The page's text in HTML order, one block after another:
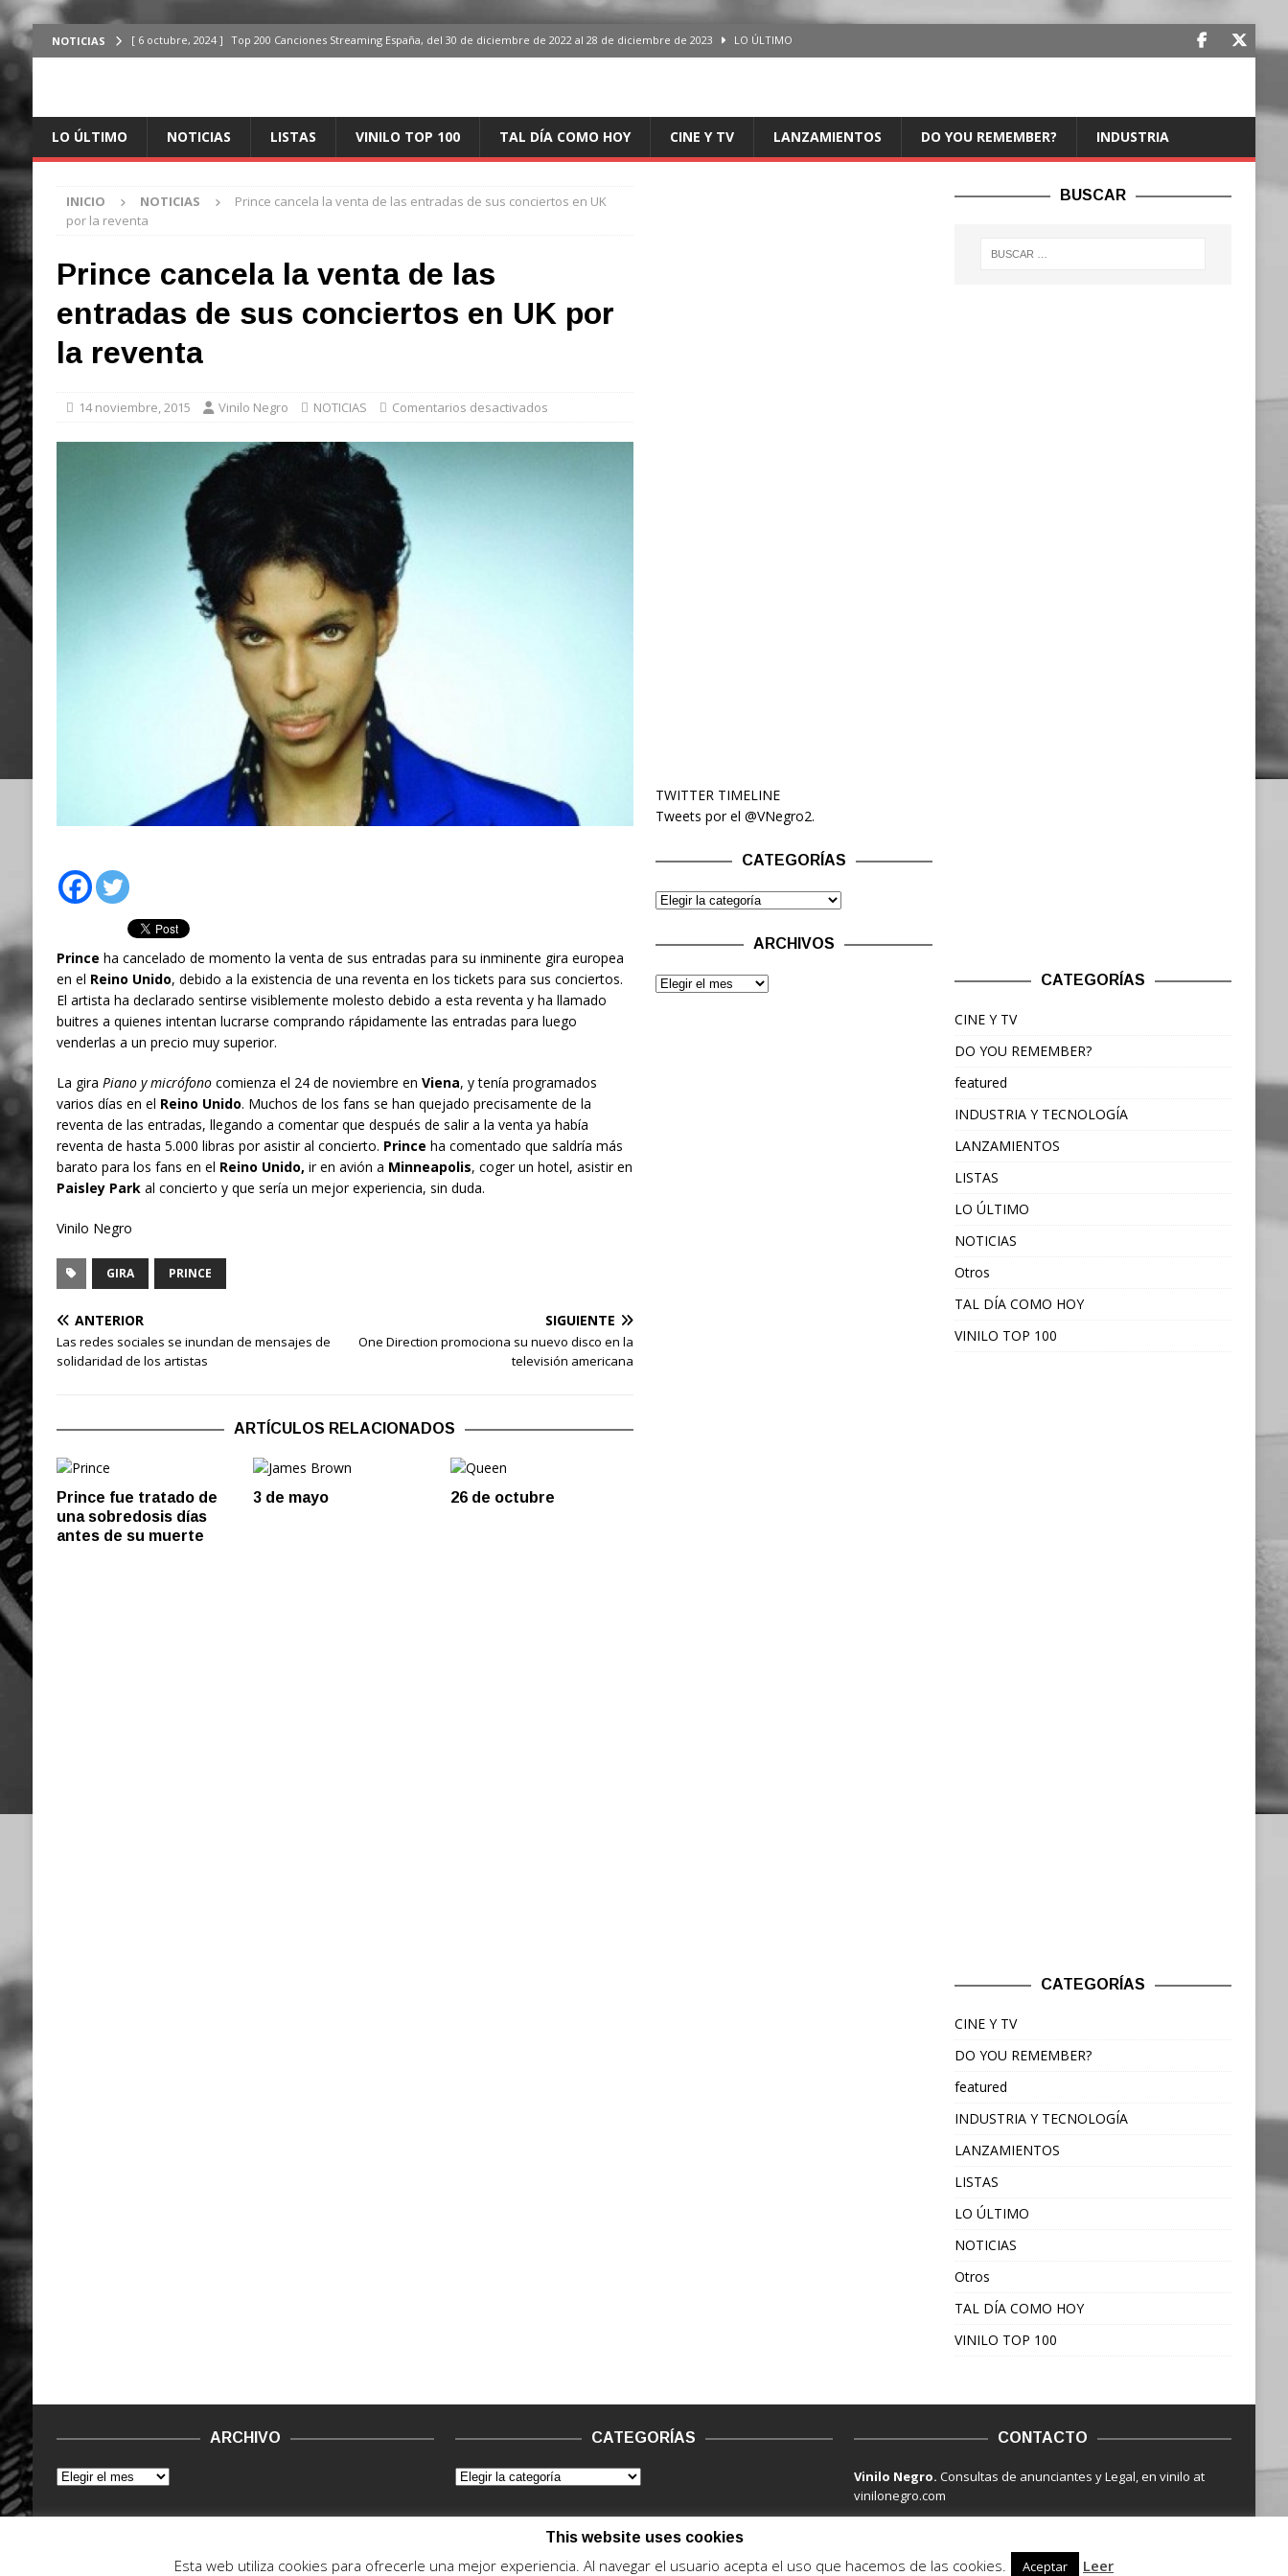
NOTICIAS [ 6 octubre, 2024 ] Top 200 Canciones Streaming España, del 30 de diciembre de 2022 al 28 de diciembre de 2023 LO ÚLTIMO
ÚLTIMO
ÚLTIMO
LO ÚLTIMO NOTICIAS LISTAS VINILO TOP 100 TAL DÍA COMO HOY CINE Y TV LANZAMIENTOS DO YOU REMEMBER? INDUSTRIA
INICIO NOTICIAS
Prince cancela la venta de las entradas de sus conciertos en UK
por la reventa
Prince cancela la venta de las
entradas de sus conciertos en UK por
la reventa
14 noviembre, 2015 Vinilo Negro NOTICIAS Comentarios desactivados
Prince ha cancelado de momento la venta de sus entradas para su inminente gira europea
en el Reino Unido, debido a la existencia de una reventa en los tickets para sus conciertos.
El artista ha declarado sentirse visiblemente molesto debido a esta reventa y ha llamado
buitres a quienes intentan lucrarse comprando rápidamente las entradas para luego
venderlas a un precio muy superior.
La gira Piano y micrófonocomienza el 24 de noviembre en Viena, y tenía programados
varios días en el Reino Unido. Muchos de los fans se han quejado precisamente de la
reventa de las entradas, llegando a comentar que después de salir a la venta ya había
reventa de hasta 5.000 libras por asistir al concierto. Prince ha comentado que saldría más
barato para los fans en el Reino Unido, ir en avión a Minneapolis, coger un hotel, asistir en
Paisley Parkal concierto y que sería un mejor experiencia, sin duda.
Vinilo Negro
GIRA PRINCE
ANTERIOR
Las redes sociales se inundan de mensajes de
solidaridad de los artistas
SIGUIENTE
One Direction promociona su nuevo disco en la
televisión americana
ARTÍCULOS RELACIONADOS
Prince fue tratado de
una sobredosis días
antes de su muerte
3 de mayo 26 de octubre
TWITTER TIMELINE
Tweets por el @VNegro2.
CATEGORÍAS
ARCHIVOS
BUSCAR
CATEGORÍAS
CINE Y TV
DO YOU REMEMBER?
featured
INDUSTRIA Y TECNOLOGÍA
LANZAMIENTOS
LISTAS
LO ÚLTIMO
NOTICIAS
Otros
TAL DÍA COMO HOY
VINILO TOP 100
CATEGORÍAS
CINE Y TV
DO YOU REMEMBER?
featured
INDUSTRIA Y TECNOLOGÍA
LANZAMIENTOS
LISTAS
LO ÚLTIMO
NOTICIAS
Otros
TAL DÍA COMO HOY
VINILO TOP 100
ARCHIVO CATEGORÍAS CONTACTO
Vinilo Negro.Consultas de anunciantes y Legal, en vinilo at
vinilonegro.com
This website uses cookies
Esta web utiliza cookies para ofrecerle una mejor experiencia. Al navegar el usuario acepta el uso que hacemos de las cookies. Aceptar Leer